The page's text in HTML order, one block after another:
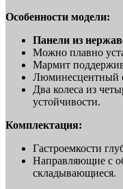
Особенности модели:
Панели из
Можно плавно
Мармит
Люминесцентный
Два колеса из
устойчивости.
Комплектация:
Гастроемкости
Направляющие с
складывающиеся.